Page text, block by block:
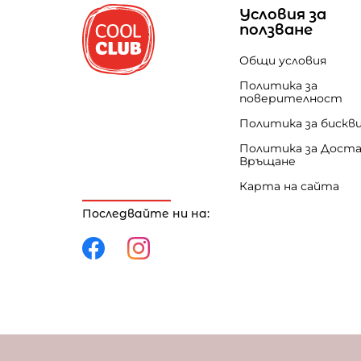
Последвайте ни на:
Условия за
ползване
Общи условия
Политика за
поверителност
Политика за
Политика за
Връщане
Карта на сайта